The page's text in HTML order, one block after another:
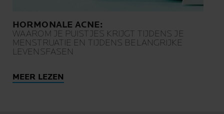
HORMONALE ACNE:
WAAROM JE PUISTJES KRIJGT TIJDENS JE
MENSTRUATIE EN TIJDENS BELANGRIJKE
LEVENSFASEN
MEER LEZEN